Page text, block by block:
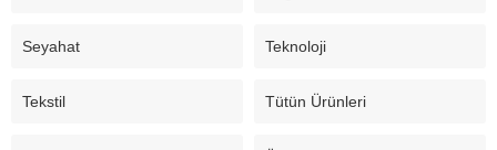
Seyahat Teknoloji
Tekstil Tütün Ürünleri